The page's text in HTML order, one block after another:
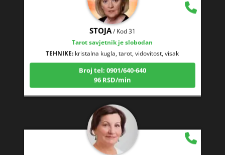
STOJA/ Kod 31
Tarot savjetnik je slobodan
TEHNIKE:kristalna kugla, tarot, vidovitost, visak
Broj tel: 0901/640-640
96 RSD/min
DORA / Kod 37